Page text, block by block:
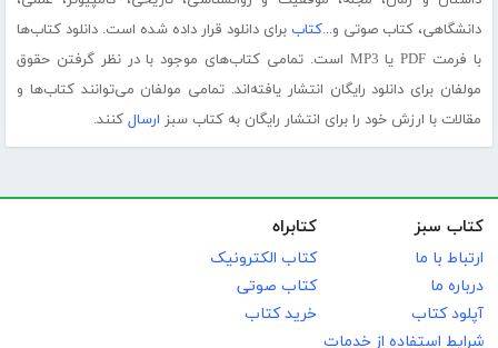
دانشگاهی، کتاب صوتی و...کتاب برای دانلود قرار داده شده است. دانلود کتاب‌ها
با فرمت PDF یا MP3 است. تمامی کتاب‌های موجود با در نظر گرفتن حقوق
مولفان برای دانلود رایگان انتشار یافته‌اند. تمامی مولفان می‌توانند کتاب‌ها و
مقالات با ارزش خود را برای انتشار رایگان به کتاب سبز ارسال کنند.
کتاب سبز
ارتباط با ما
درباره ما
آپلود کتاب
شرایط استفاده از خدمات
کتابراه
کتاب الکترونیک
کتاب صوتی
خرید کتاب